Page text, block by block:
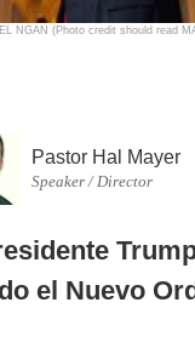
NGAN (Photo credit should read
Pastor Hal Mayer
Speaker / Director
el Nuevo